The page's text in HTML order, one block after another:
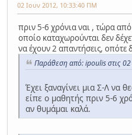
02 Ιουν 2012, 10:33:40 ΠΜ
πριν 5-6 χρόνια ναι , τώρα
οποίο καταχωρούνται δεν
να έχουν 2 απαντήσεις, οπότε
Παράθεση από: ipoulis στις
Έχει ξαναγίνει μια Σ-Λ να
είπε ο μαθητής πριν 5-6
αν θυμάμαι καλά.